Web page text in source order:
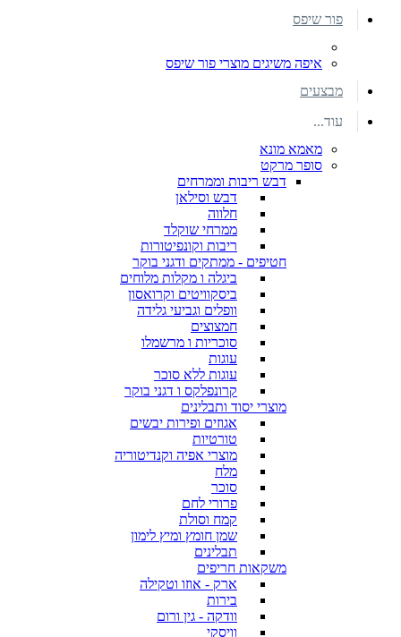
פור שיפס
איפה משיגים מוצרי פור שיפס
מבצעים
עוד...
מאמא מונא
סופר מרקט
דבש ריבות וממרחים
דבש וסילאן
חלווה
ממרחי שוקלד
ריבות וקונפיטורות
חטיפים - ממתקים ודגני בוקר
ביגלה ו מקלות מלוחים
ביסקוויטים וקרואסון
וופלים וגביעי גלידה
חמצוצים
סוכריות ו מרשמלו
עוגות
עוגות ללא סוכר
קרונפלקס ו דגני בוקר
מוצרי יסוד ותבלינים
אגוזים ופירות יבשים
טורטיות
מוצרי אפיה וקנדיטוריה
מלח
סוכר
פרורי לחם
קמח וסולת
שמן חומץ ומיץ לימון
תבלינים
משקאות חריפים
ארק - אוזו וטקילה
בירות
וודקה - גין ורום
וויסקי